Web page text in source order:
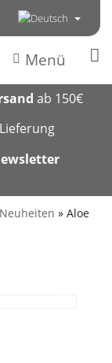
Menü
ab 150€
» Aloe